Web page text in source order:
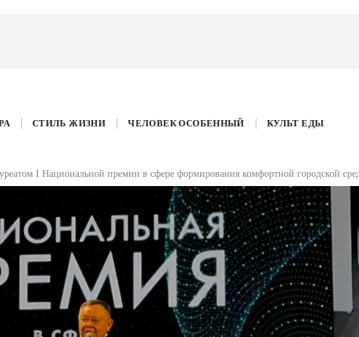
СТИЛЬ ЖИЗНИ ЧЕЛОВЕК ОСОБЕННЫЙ КУЛЬТ ЕДЫ
I Национальной премии в сфере формирования комфортной городской